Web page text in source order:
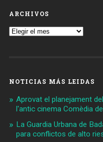
ARCHIVOS
Archivos
NOTICIAS MÁS LEIDAS
Aprovat el planejament
l'antic cinema Comèdia
La Guardia Urbana de
para conflictos de alto